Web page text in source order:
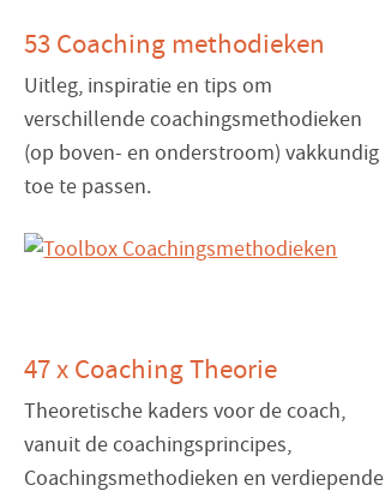
53 Coaching methodieken
Uitleg, inspiratie en tips om
verschillende coachingsmethodieken
(op boven- en onderstroom) vakkundig
toe te passen.
47 x Coaching Theorie
Theoretische kaders voor de coach,
vanuit de coachingsprincipes,
Coachingsmethodieken en verdiepende